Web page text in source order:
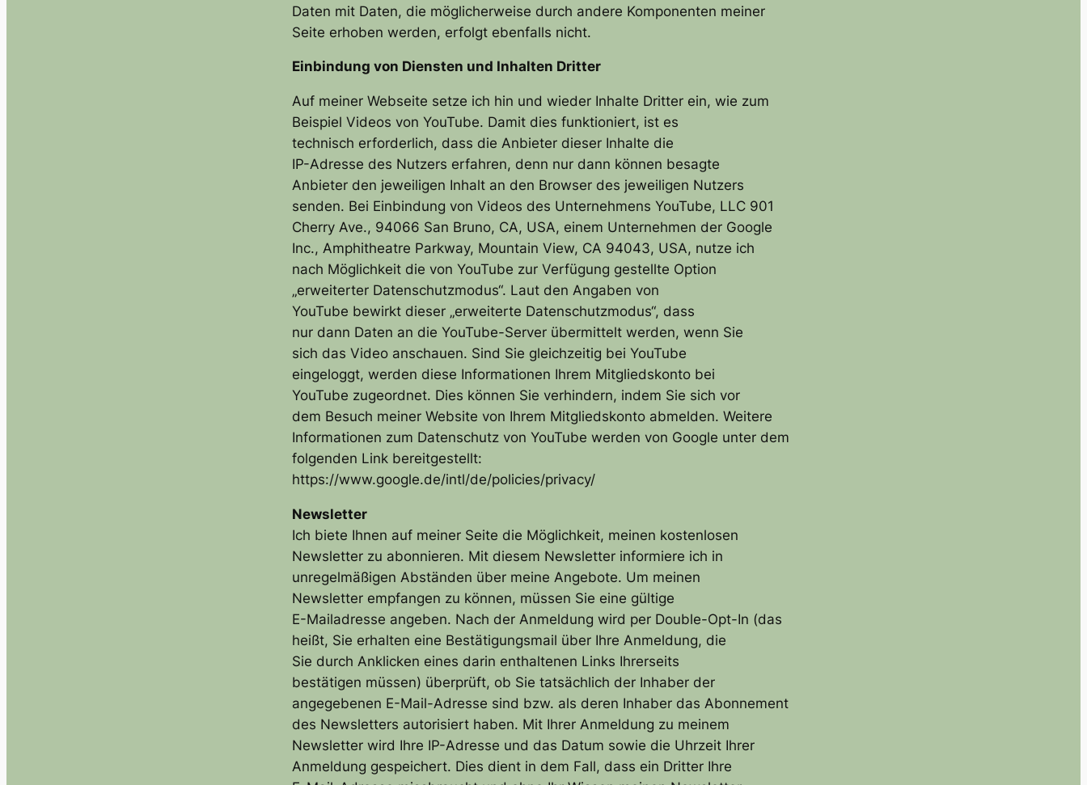
Daten mit Daten, die möglicherweise durch andere Komponenten meiner
Seite erhoben werden, erfolgt ebenfalls nicht.
Einbindung von Diensten und Inhalten Dritter
Auf meiner Webseite setze ich hin und wieder Inhalte Dritter ein, wie zum
Beispiel Videos von YouTube. Damit dies funktioniert, ist es
technisch erforderlich, dass die Anbieter dieser Inhalte die
IP-Adresse des Nutzers erfahren, denn nur dann können besagte
Anbieter den jeweiligen Inhalt an den Browser des jeweiligen Nutzers
senden. Bei Einbindung von Videos des Unternehmens YouTube, LLC 901
Cherry Ave., 94066 San Bruno, CA, USA, einem Unternehmen der Google
Inc., Amphitheatre Parkway, Mountain View, CA 94043, USA, nutze ich
nach Möglichkeit die von YouTube zur Verfügung gestellte Option
„erweiterter Datenschutzmodus“. Laut den Angaben von
YouTube bewirkt dieser „erweiterte Datenschutzmodus“, dass
nur dann Daten an die YouTube-Server übermittelt werden, wenn Sie
sich das Video anschauen. Sind Sie gleichzeitig bei YouTube
eingeloggt, werden diese Informationen Ihrem Mitgliedskonto bei
YouTube zugeordnet. Dies können Sie verhindern, indem Sie sich vor
dem Besuch meiner Website von Ihrem Mitgliedskonto abmelden. Weitere
Informationen zum Datenschutz von YouTube werden von Google unter dem
folgenden Link bereitgestellt:
https://www.google.de/intl/de/policies/privacy/
Newsletter
Ich biete Ihnen auf meiner Seite die Möglichkeit, meinen kostenlosen
Newsletter zu abonnieren. Mit diesem Newsletter informiere ich in
unregelmäßigen Abständen über meine Angebote. Um meinen
Newsletter empfangen zu können, müssen Sie eine gültige
E-Mailadresse angeben. Nach der Anmeldung wird per Double-Opt-In (das
heißt, Sie erhalten eine Bestätigungsmail über Ihre Anmeldung, die
Sie durch Anklicken eines darin enthaltenen Links Ihrerseits
bestätigen müssen) überprüft, ob Sie tatsächlich der Inhaber der
angegebenen E-Mail-Adresse sind bzw. als deren Inhaber das Abonnement
des Newsletters autorisiert haben. Mit Ihrer Anmeldung zu meinem
Newsletter wird Ihre IP-Adresse und das Datum sowie die Uhrzeit Ihrer
Anmeldung gespeichert. Dies dient in dem Fall, dass ein Dritter Ihre